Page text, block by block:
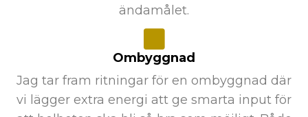
ändamålet.
Ombyggnad
Jag tar fram ritningar för en ombyggnad där
vi lägger extra energi att ge smarta input för